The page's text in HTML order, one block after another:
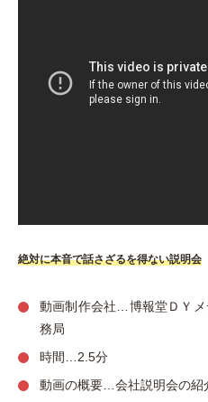
絶対に本音で話さざるを得ない説明会
動画制作会社…博報堂ＤＹ
務局
時間…2.5分
動画の概要…会社説明会の紹